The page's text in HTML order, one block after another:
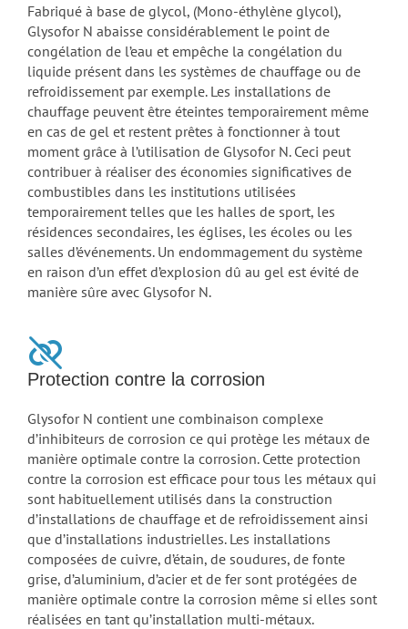
Fabriqué à base de glycol, (Mono-éthylène glycol),
Glysofor N abaisse considérablement le point de
congélation de l’eau et empêche la congélation du
liquide présent dans les systèmes de chauffage ou de
refroidissement par exemple. Les installations de
chauffage peuvent être éteintes temporairement même
en cas de gel et restent prêtes à fonctionner à tout
moment grâce à l’utilisation de Glysofor N. Ceci peut
contribuer à réaliser des économies significatives de
combustibles dans les institutions utilisées
temporairement telles que les halles de sport, les
résidences secondaires, les églises, les écoles ou les
salles d’événements. Un endommagement du système
en raison d’un effet d’explosion dû au gel est évité de
manière sûre avec Glysofor N.
Protection contre la corrosion
Glysofor N contient une combinaison complexe
d’inhibiteurs de corrosion ce qui protège les métaux de
manière optimale contre la corrosion. Cette protection
contre la corrosion est efficace pour tous les métaux qui
sont habituellement utilisés dans la construction
d’installations de chauffage et de refroidissement ainsi
que d’installations industrielles. Les installations
composées de cuivre, d’étain, de soudures, de fonte
grise, d’aluminium, d’acier et de fer sont protégées de
manière optimale contre la corrosion même si elles sont
réalisées en tant qu’installation multi-métaux.